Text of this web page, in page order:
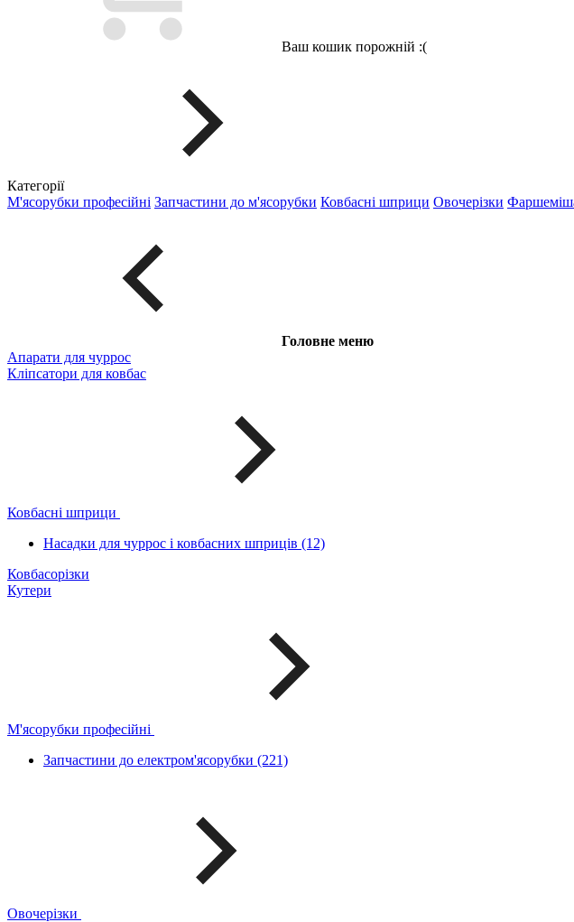
Ваш кошик порожній :(
Категорії
М'ясорубки професійні Запчастини до м'ясорубки Ковбасні шприци Овочерізки
Головне меню
Апарати для чуррос
Кліпсатори для ковбас
Ковбасні шприци
Насадки для чуррос і ковбасних шприців (12)
Ковбасорізки
Кутери
М'ясорубки професійні
Запчастини до електром'ясорубки (221)
Овочерізки